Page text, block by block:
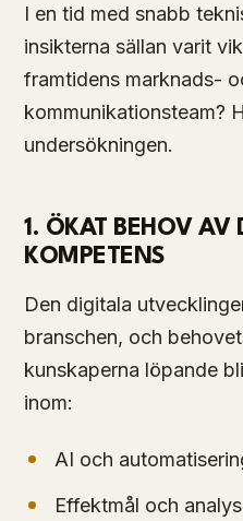
I en tid med snabb
insikterna sällan varit
framtidens marknads-
kommunikationsteam?
undersökningen.
1. ÖKAT BEHOV AV
KOMPETENS
Den digitala
branschen, och
kunskaperna löpande
inom:
AI och
Effektmål och analys